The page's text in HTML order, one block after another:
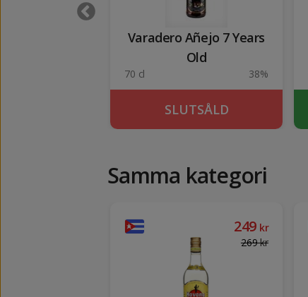
Varadero Añejo 7 Years
Old
70 cl 38%
SLUTSÅLD
Samma kategori
249 kr
269kr